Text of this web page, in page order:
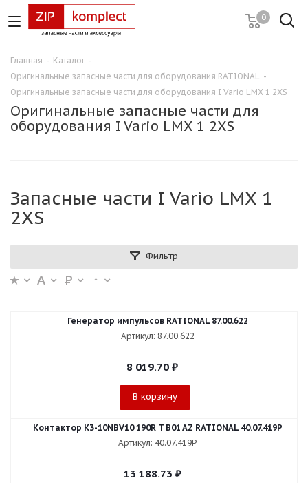
0
Главная - Каталог -
Оригинальные запасные части для оборудования RATIONAL -
Оригинальные запасные части для оборудования I Vario LMX 1 2XS
Оригинальные запасные части для
оборудования I Vario LMX 1 2XS
Запасные части I Vario LMX 1
2XS
Фильтр
Генератор импульсов RATIONAL 87.00.622
Артикул: 87.00.622
8 019.70 ₽
В корзину
Контактор K3-10NBV10 190R T B01 AZ RATIONAL 40.07.419P
Артикул: 40.07.419P
13 188.73 ₽